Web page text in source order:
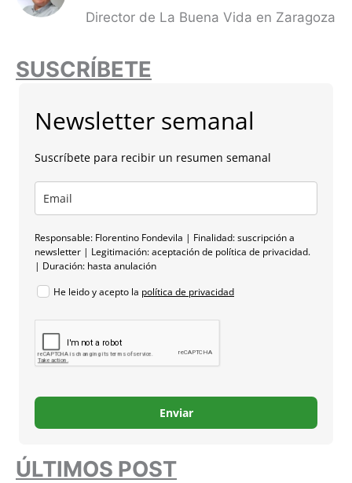
Director de La Buena Vida en Zaragoza
SUSCRÍBETE
Newsletter semanal
Suscríbete para recibir un resumen semanal
Responsable: Florentino Fondevila | Finalidad: suscripción a
newsletter | Legitimación: aceptación de política de privacidad.
| Duración: hasta anulación
He leido y acepto la política de privacidad
Enviar
ÚLTIMOS POST